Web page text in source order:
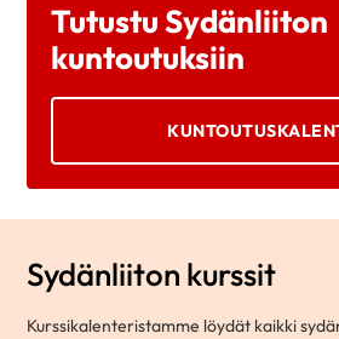
Tutustu Sydänliiton
kuntoutuksiin
Sydänliiton kurssit
Kurssikalenteristamme löydät kaikki